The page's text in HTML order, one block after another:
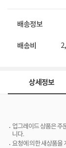
배송정보
배송비
상세정보
업그레이드 상품은 주
니다.
요청에 의한 새상품을